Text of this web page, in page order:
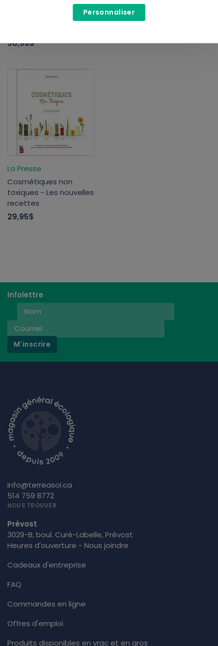
L'Aromathérapie: HE du
50,99$
Les Mauvaises Herbes
Livre -
La Presse
Cosmétiques non
toxiques - Les nouvelles
recettes
29,95$
Infolettre
M'inscrire
info@terreasoi.ca
514 759 8772
NOUS TROUVER
Prévost
3029-B, boul. Curé-Labelle, Prévost
Heures d'ouverture - Nous joindre
Cadeaux d'entreprise
FAQ
Commandes en ligne
Offres d'emploi
Produits disponibles en vrac et en gros
Personnaliser